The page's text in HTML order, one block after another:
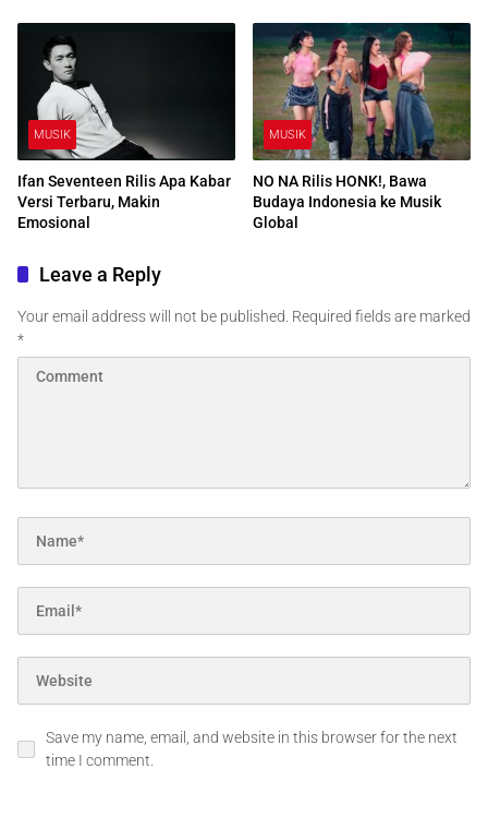
MUSIK
Ifan Seventeen Rilis Apa Kabar
Versi Terbaru, Makin
Emosional
MUSIK
NO NA Rilis HONK!, Bawa
Budaya Indonesia ke Musik
Global
Leave a Reply
Your email address will not be published. Required fields are marked
*
Save my name, email, and website in this browser for the next
time I comment.